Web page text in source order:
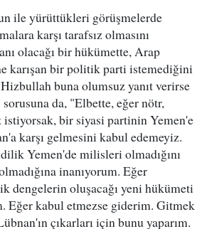
ile yürüttükleri görüşmelerde
karşı tarafsız olmasını
olacağı bir hükümette, Arap
karışan bir politik parti istemediğini
buna olumsuz yanıt verirse
da, "Elbette, eğer nötr,
istiyorsak, bir siyasi partinin Yemen'e
karşı gelmesini kabul edemeyiz.
Yemen'de milisleri olmadığını
inanıyorum. Eğer
dengelerin oluşacağı yeni hükümeti
Eğer kabul etmezse giderim. Gitmek
çıkarları için bunu yaparım.